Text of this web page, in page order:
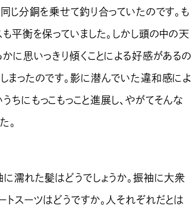
じ分銅を乗せて釣り合っていたのです。も
平衡を保っていました。しかし頭の中の天
に思いっきり傾くことによる好感があるの
まったのです。影に潜んでいた違和感によ
にもっこもっこと進展し、やがてそんな
。
濡れた髪はどうでしょうか。振袖に大衆
スーツはどうですか。人それぞれだとは